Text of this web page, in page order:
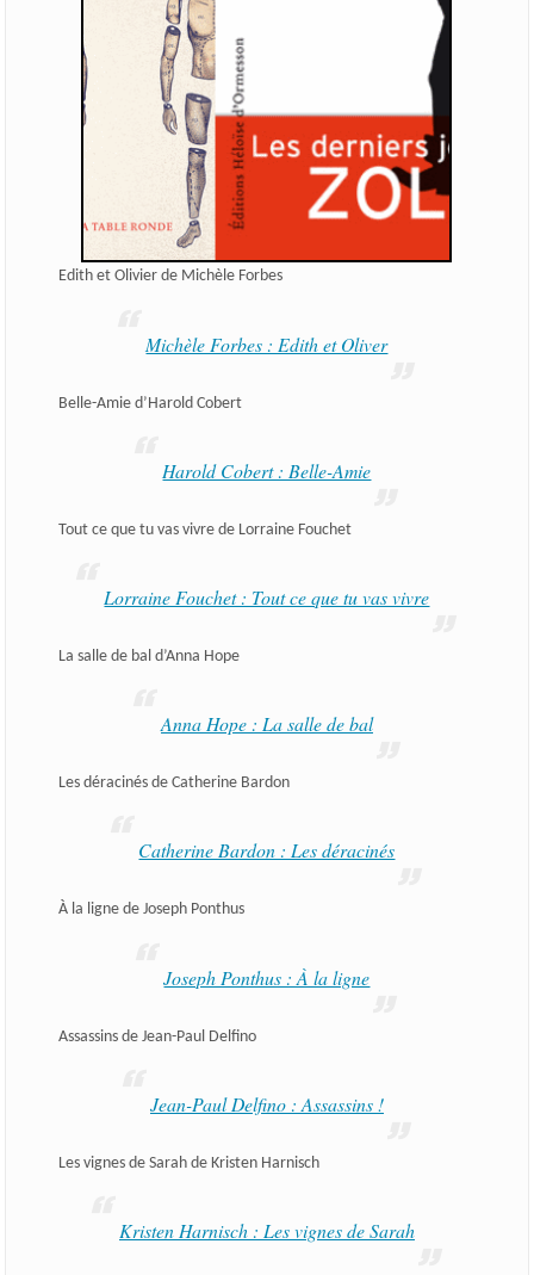
Edith et Olivier de Michèle Forbes
Michèle Forbes : Edith et Oliver
Belle-Amie d’Harold Cobert
Harold Cobert : Belle-Amie
Tout ce que tu vas vivre de Lorraine Fouchet
Lorraine Fouchet : Tout ce que tu vas vivre
La salle de bal d’Anna Hope
Anna Hope : La salle de bal
Les déracinés de Catherine Bardon
Catherine Bardon : Les déracinés
À la ligne de Joseph Ponthus
Joseph Ponthus : À la ligne
Assassins de Jean-Paul Delfino
Jean-Paul Delfino : Assassins !
Les vignes de Sarah de Kristen Harnisch
Kristen Harnisch : Les vignes de Sarah